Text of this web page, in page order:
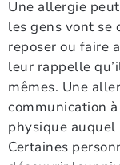
Une allergie
les gens vont se
reposer ou faire
leur rappelle
mêmes. Une
communication
physique auquel
Certaines